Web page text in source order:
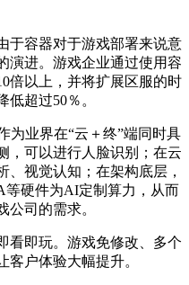
于容器对于游戏部署来说意
演进。游戏企业通过使用容
倍以上，并将扩展区服的时
超过50％。
为业界在“云＋终”端同时具
，可以进行人脸识别；在云
视觉认知；在架构底层，
等硬件为AI定制算力，从而
公司的需求。
看即玩。游戏免修改、多个
客户体验大幅提升。